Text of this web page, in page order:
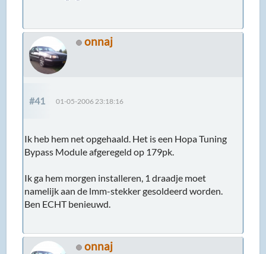
onnaj
#41 01-05-2006 23:18:16
Ik heb hem net opgehaald. Het is een Hopa Tuning
Bypass Module afgeregeld op 179pk.
Ik ga hem morgen installeren, 1 draadje moet
namelijk aan de lmm-stekker gesoldeerd worden.
Ben ECHT benieuwd.
onnaj